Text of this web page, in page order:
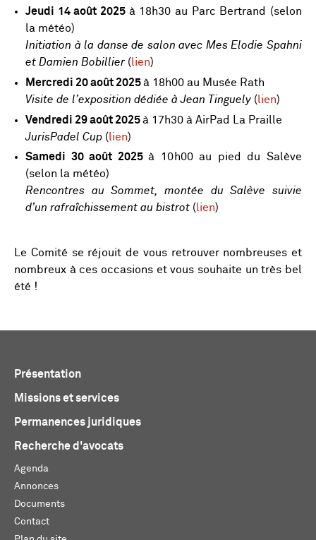
Jeudi 14 août 2025 à 18h30 au Parc Bertrand (selon
la météo)
Initiation à la danse de salon avec Mes Elodie Spahni
et Damien Bobillier ( lien)
Mercredi 20 août 2025à 18h00 au Musée Rath
Visite de l’exposition dédiée à Jean Tinguely ( lien)
Vendredi 29 août 2025à 17h30 à AirPad La Praille
JurisPadel Cup ( lien)
Samedi 30 août 2025à 10h00 au pied du Salève
(selon la météo)
Rencontres au Sommet, montée du Salève suivie
d’un rafraîchissement au bistrot (lien)
Le Comité se réjouit de vous retrouver nombreuses et
nombreux à ces occasions et vous souhaite un très bel
été !
Présentation
Missions et services
Permanences juridiques
Recherche d'avocats
Agenda
Annonces
Documents
Contact